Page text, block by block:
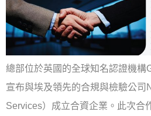
總部位於英國的全球知名認證機構
宣布與埃及領先的合規與檢驗公司
Services）成立合資企業。此次合